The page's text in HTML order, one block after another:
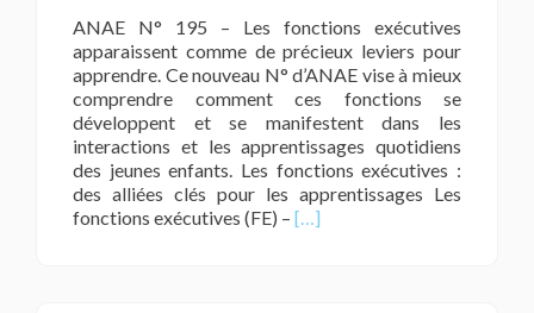
ANAE N° 195 – Les fonctions exécutives
apparaissent comme de précieux leviers pour
apprendre. Ce nouveau N° d’ANAE vise à mieux
comprendre comment ces fonctions se
développent et se manifestent dans les
interactions et les apprentissages quotidiens
des jeunes enfants. Les fonctions exécutives :
des alliées clés pour les apprentissages Les
fonctions exécutives (FE) – En
[…]